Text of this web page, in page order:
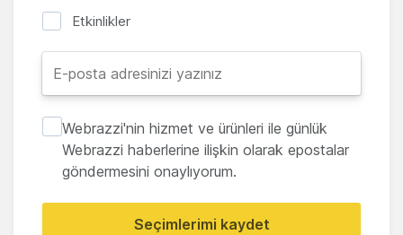
Etkinlikler
Webrazzi'nin hizmet ve ürünleri ile günlük
Webrazzi haberlerine ilişkin olarak epostalar
göndermesini onaylıyorum.
Seçimlerimi kaydet